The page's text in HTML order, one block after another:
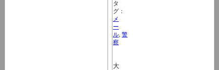
タ
グ：
メ
ー
ル 警
察
大